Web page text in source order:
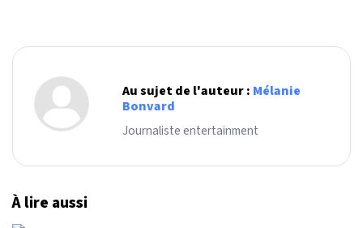
Au sujet de l'auteur : Mélanie
Bonvard
Journaliste entertainment
À lire aussi